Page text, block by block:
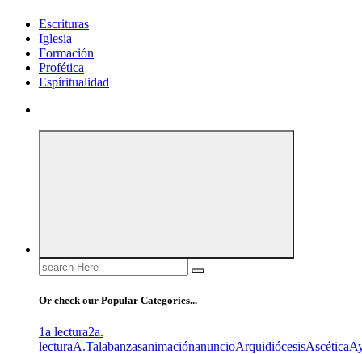
Escrituras
Iglesia
Formación
Profética
Espíritualidad
Search
for:
Or check our Popular Categories...
1a lectura2a.
lecturaA.TalabanzasanimaciónanuncioArquidiócesisAscética